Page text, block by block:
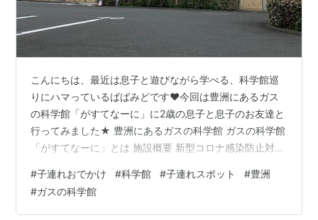
こんにちは、最近は息子と遊びながら学べる、科学館巡
りにハマっているばばみどです❤︎今回は豊洲にあるガス
の科学館「がすてなーに」に2歳の息子と息子のお友達と
行ってみました★ 豊洲にあるガスの科学館 ガスの科学館
「がすてなーに」とは 施設概要 新型コロナ感染防止対策
科学館「がすてなーに」とは 東京ガスが創立100周年事
業の一環として昭和61年に開設。平成18年に豊洲に移転
し、暮らしを支えるガス・エネルギーの特長や、これか
#子連れおでかけ #科学館 #子連れスポット #豊洲
#ガスの科学館